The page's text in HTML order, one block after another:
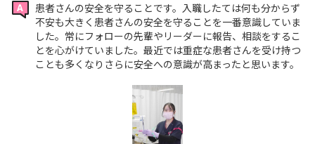
患者さんの安全を守ることです。入職したては何も分からず
不安も大きく患者さんの安全を守ることを一番意識していま
した。常にフォローの先輩やリーダーに報告、相談をするこ
とを心がけていました。最近では重症な患者さんを受け持つ
ことも多くなりさらに安全への意識が高まったと思います。